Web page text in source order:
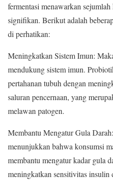
fermentasi menawarkan
signifikan. Berikut adalah
di perhatikan:
Meningkatkan Sistem Imun:
mendukung sistem imun.
pertahanan tubuh dengan
saluran pencernaan, yang
melawan patogen.
Membantu Mengatur Gula
menunjukkan bahwa konsumsi
membantu mengatur kadar gula
meningkatkan sensitivitas insulin